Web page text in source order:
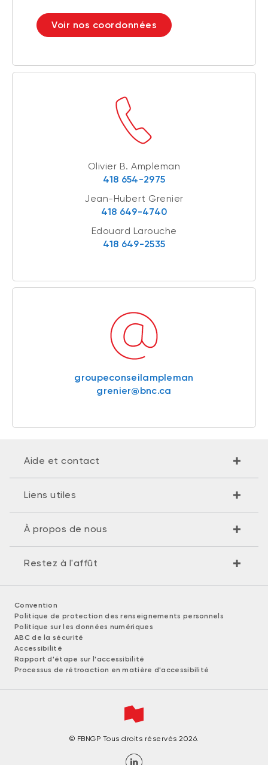
Voir nos coordonnées
Olivier B. Ampleman
418 654-2975
Jean-Hubert Grenier
418 649-4740
Edouard Larouche
418 649-2535
groupeconseilampleman
grenier@bnc.ca
Aide et contact
Liens utiles
À propos de nous
Restez à l'affût
Convention
Politique de protection des renseignements personnels
Politique sur les données numériques
ABC de la sécurité
Accessibilité
Rapport d'étape sur l'accessibilité
Processus de rétroaction en matière d'accessibilité
© FBNGP Tous droits réservés 2026.